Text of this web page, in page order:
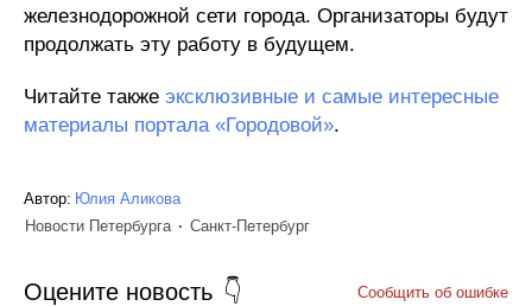
железнодорожной сети города. Организаторы будут
продолжать эту работу в будущем.
Читайте также эксклюзивные и самые интересные
материалы портала «Городовой».
Автор: Юлия Аликова
Новости Петербурга
Санкт-Петербург
Оцените новость Сообщить об ошибке